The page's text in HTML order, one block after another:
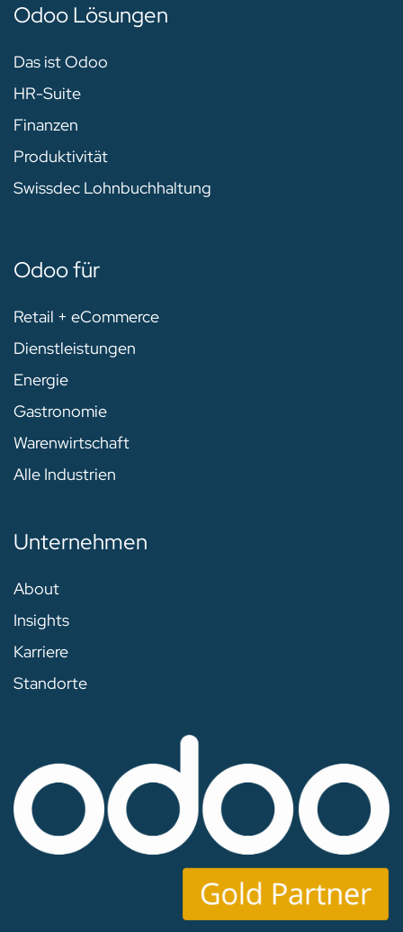
Odoo Lösungen
Das ist Odoo
HR-Suite
Finanzen
Produktivität
Swissdec Lohnbuchhaltung
Odoo für
Retail + eCommerce
Dienstleistungen
Energie
Gastronomie
Warenwirtschaft
Alle Industrien
Unternehmen
About
Insights
Karriere
Standorte